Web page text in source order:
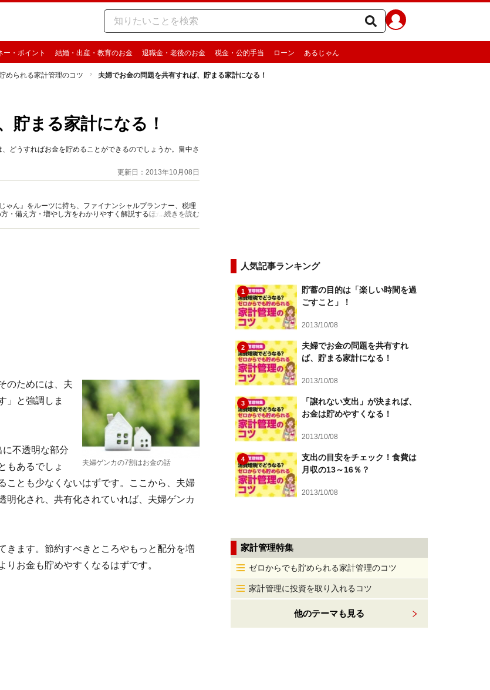
ー・ポイント 結婚・出産・教育のお金 退職金・老後のお金 税金・公的手当 ローン あるじゃん
められる家計管理のコツ 夫婦でお金の問題を共有すれば、貯まる家計になる！
貯まる家計になる！
どうすればお金を貯めることができるのでしょうか。畠中さ
更新日：2013年10月08日
ん』をルーツに持ち、ファイナンシャルプランナー、税理
・備え方・増やし方をわかりやすく解説するほか、マネー最
...続きを読む
夫婦ゲンカの7割はお金の話
のためには、夫
」と強調しま
に不透明な部分
もあるでしょ
ことも少なくないはずです。ここから、夫婦
明化され、共有化されていれば、夫婦ゲンカ
きます。節約すべきところやもっと配分を増
お金も貯めやすくなるはずです。
人気記事ランキング
1
貯蓄の目的は「楽しい時間を過
ごすこと」！
2013/10/08
2
夫婦でお金の問題を共有すれ
ば、貯まる家計になる！
2013/10/08
3
「譲れない支出」が決まれば、
お金は貯めやすくなる！
2013/10/08
4
支出の目安をチェック！食費は
月収の13～16％？
2013/10/08
家計管理特集
ゼロからでも貯められる家計管理のコツ
家計管理に投資を取り入れるコツ
他のテーマも見る